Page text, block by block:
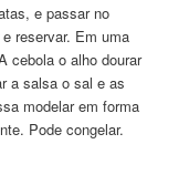
e passar no
reservar. Em uma
cebola o alho dourar
a salsa o sal e as
modelar em forma
Pode congelar.